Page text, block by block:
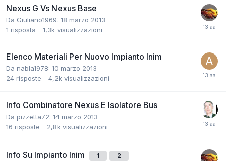
Nexus G Vs Nexus Base
Da Giuliano1969: 18 marzo 2013
1 risposta 1,3k visualizzazioni
Elenco Materiali Per Nuovo Impianto Inim
Da nabla1978: 10 marzo 2013
24 risposte 4,2k visualizzazioni
Info Combinatore Nexus E Isolatore Bus
Da pizzetta72: 14 marzo 2013
16 risposte 2,8k visualizzazioni
Info Su Impianto Inim 1 2